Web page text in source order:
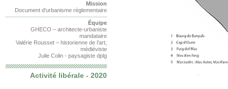
Mission
Document d'urbanisme règlementaire
Équipe
GHECO – architecte-urbaniste
mandataire
Valérie Rousset – historienne de l’art,
médiéviste
Julie Colin - paysagiste dplg
Activité libérale - 2020